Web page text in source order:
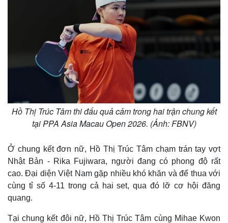
g
Hồ Thị Trúc Tâm thi đấu quả cảm trong hai trận chung kết
tại PPA Asia Macau Open 2026. (Ảnh: FBNV)
Ở chung kết đơn nữ, Hồ Thị Trúc Tâm chạm trán tay vợt
Nhật Bản - Rika Fujiwara, người đang có phong độ rất
cao. Đại diện Việt Nam gặp nhiều khó khăn và để thua với
cùng tỉ số 4-11 trong cả hai set, qua đó lỡ cơ hội đăng
quang.
Tại chung kết đôi nữ, Hồ Thị Trúc Tâm cùng Mihae Kwon